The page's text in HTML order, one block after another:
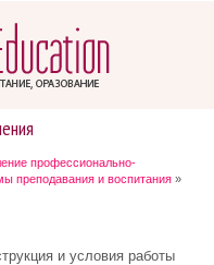
профессионально-
преподавания и воспитания »
и условия работы